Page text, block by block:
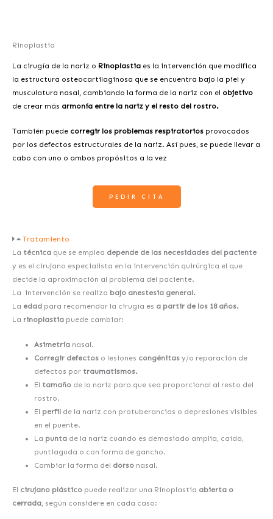
Rinoplastia
La cirugía de la nariz o Rinoplastia es la intervención que modifica
la estructura osteocartilaginosa que se encuentra bajo la piel y
musculatura nasal, cambiando la forma de la nariz con el objetivo
de crear más armonía entre la nariz y el resto del rostro.
También puede corregir los problemas respiratorios provocados
por los defectos estructurales de la nariz. Así pues, se puede llevar a
cabo con uno o ambos propósitos a la vez
PEDIR CITA
Tratamiento
La técnica que se emplea depende de las necesidades del paciente
y es el cirujano especialista en la intervención quirúrgica el que
decide la aproximación al problema del paciente.
La intervención se realiza bajo anestesia general.
La edad para recomendar la cirugía es a partir de los 18 años.
La rinoplastia puede cambiar:
Asimetríanasal.
Corregir defectoso lesiones congénitasy/o reparación de
defectos por traumatismos.
El tamañode la nariz para que sea proporcional al resto del
rostro.
El perfilde la nariz con protuberancias o depresiones visibles
en el puente.
La puntade la nariz cuando es demasiado amplia, caída,
puntiaguda o con forma de gancho.
Cambiar la forma del dorsonasal.
El cirujano plástico puede realizar una Rinoplastia abierta o
cerrada, según considere en cada caso: